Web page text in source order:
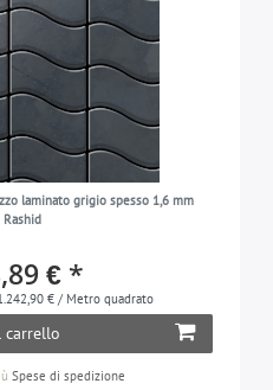
laminato grigio spesso 1,6 mm
€ *
€ / Metro quadrato
carrello
Spese di spedizione